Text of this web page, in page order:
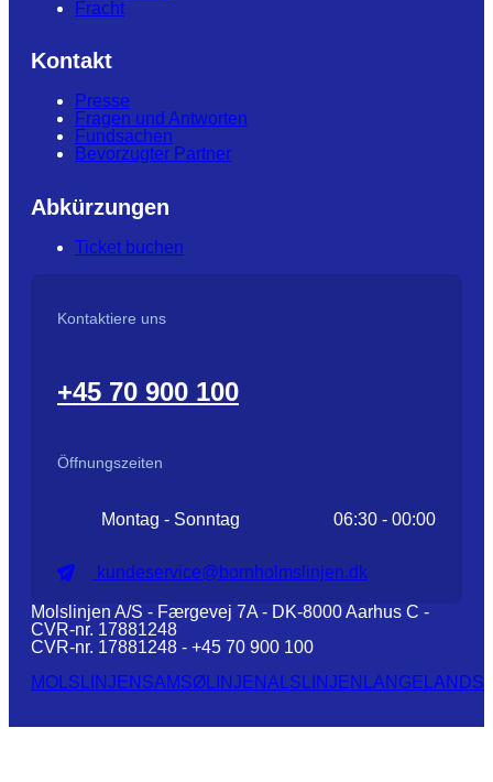
Fracht
Kontakt
Presse
Fragen und Antworten
Fundsachen
Bevorzugter Partner
Abkürzungen
Ticket buchen
Kontaktiere uns
+45 70 900 100
Öffnungszeiten
Montag - Sonntag 06:30 - 00:00
kundeservice@bornholmslinjen.dk
Molslinjen A/S - Færgevej 7A - DK-8000 Aarhus C -
CVR-nr. 17881248
CVR-nr. 17881248 - +45 70 900 100
MOLSLINJEN SAMSØLINJENALSLINJEN